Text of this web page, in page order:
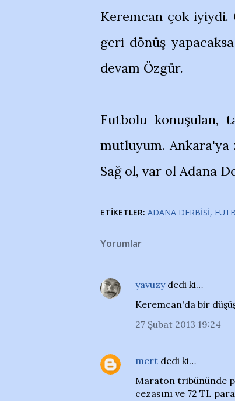
Keremcan çok iyiydi.
geri dönüş
devam Özgür.
Futbolu konuşulan,
mutluyum.
Sağ ol, var ol Adana
ETIKETLER: ADANA DERBISI
Yorumlar
yavuzydedi ki…
Keremcan'da bir
27 Şubat 2013 19:24
mert dedi ki…
Maraton tribününde
cezasını ve 72 TL